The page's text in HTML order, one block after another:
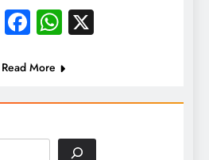
Facebook
WhatsApp
X
Read More